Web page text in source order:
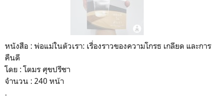
หนังสือ : พ่อแม่ในตัวเรา: เรื่องราวของความโกรธ เกลียด และการ
คืนดี
โดย : โตมร ศุขปรีชา
จำนวน : 240 หน้า
.